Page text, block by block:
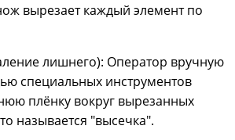
вырезает каждый элемент по
лишнего): Оператор вручную
специальных инструментов
плёнку вокруг вырезанных
называется "высечка".